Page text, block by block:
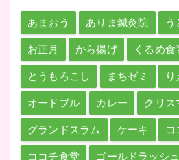
あまおう ありま鍼灸院 う
お正月 から揚げ くるめ
とうもろこし まちゼミ
オードブル カレー クリス
グランドスラム ケーキ コ
ココチ食堂 ゴールドラッシュ